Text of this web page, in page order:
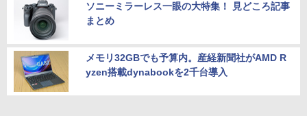
ソニーミラーレス一眼の大特集！ 見どころ記事
まとめ
メモリ32GBでも予算内。産経新聞社がAMD R
yzen搭載dynabookを2千台導入